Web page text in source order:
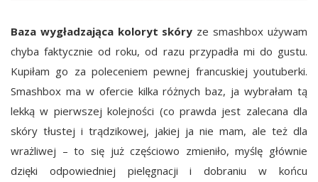
Baza wygładzająca koloryt skóry ze smashbox używam
chyba faktycznie od roku, od razu przypadła mi do gustu.
Kupiłam go za poleceniem pewnej francuskiej youtuberki.
Smashbox ma w ofercie kilka różnych baz, ja wybrałam tą
lekką w pierwszej kolejności (co prawda jest zalecana dla
skóry tłustej i trądzikowej, jakiej ja nie mam, ale też dla
wrażliwej – to się już częściowo zmieniło, myślę głównie
dzięki odpowiedniej pielęgnacji i dobraniu w końcu